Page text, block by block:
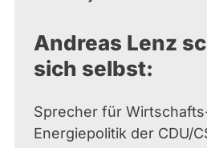
Andreas Lenz
sich selbst:
Sprecher für
Energiepolitik der CDU/